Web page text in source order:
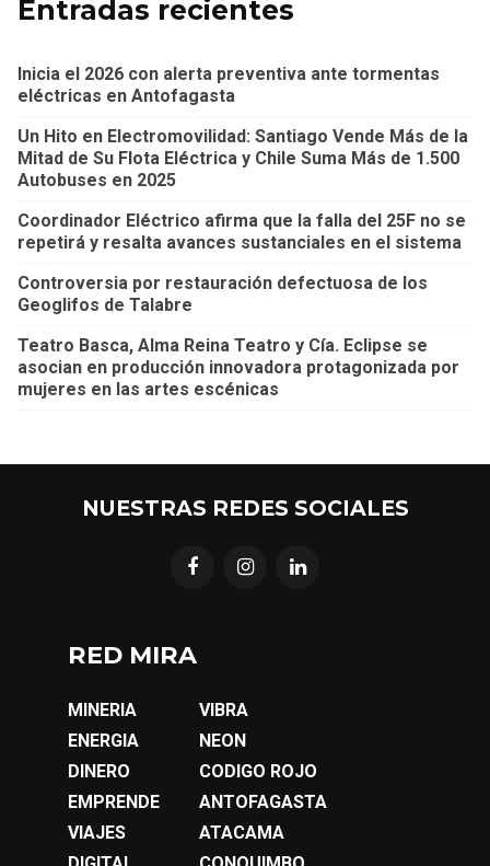
Entradas recientes
Inicia el 2026 con alerta preventiva ante tormentas
eléctricas en Antofagasta
Un Hito en Electromovilidad: Santiago Vende Más de la
Mitad de Su Flota Eléctrica y Chile Suma Más de 1.500
Autobuses en 2025
Coordinador Eléctrico afirma que la falla del 25F no se
repetirá y resalta avances sustanciales en el sistema
Controversia por restauración defectuosa de los
Geoglifos de Talabre
Teatro Basca, Alma Reina Teatro y Cía. Eclipse se
asocian en producción innovadora protagonizada por
mujeres en las artes escénicas
NUESTRAS REDES SOCIALES
RED MIRA
MINERIA
ENERGIA
DINERO
EMPRENDE
VIAJES
VIBRA
NEON
CODIGO ROJO
ANTOFAGASTA
ATACAMA